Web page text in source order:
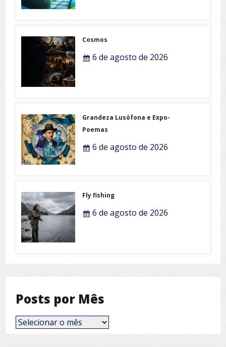
Cosmos
6 de agosto de 2026
Grandeza Lusófona e Expo-
Poemas
6 de agosto de 2026
Fly fishing
6 de agosto de 2026
Posts por Mês
Posts
por